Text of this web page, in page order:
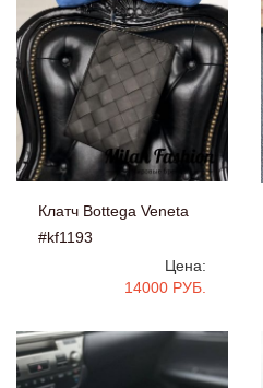
Клатч Bottega Veneta
#kf1193
Цена:
14000 РУБ.